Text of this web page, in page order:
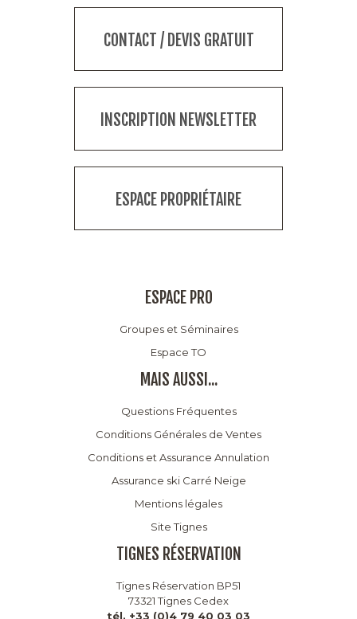
CONTACT / DEVIS GRATUIT
INSCRIPTION NEWSLETTER
ESPACE PROPRIÉTAIRE
ESPACE PRO
Groupes et Séminaires
Espace TO
MAIS AUSSI...
Questions Fréquentes
Conditions Générales de Ventes
Conditions et Assurance Annulation
Assurance ski Carré Neige
Mentions légales
Site Tignes
TIGNES RÉSERVATION
Tignes Réservation BP51
73321 Tignes Cedex
tél. +33 (0)4 79 40 03 03